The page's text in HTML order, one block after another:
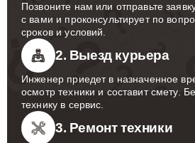
Позвоните нам или отправьте
с вами и проконсультирует по
сроков и условий.
2. Выезд курьера
Инженер приедет в назначенное
осмотр техники и составит смету.
технику в сервис.
3. Ремонт техники